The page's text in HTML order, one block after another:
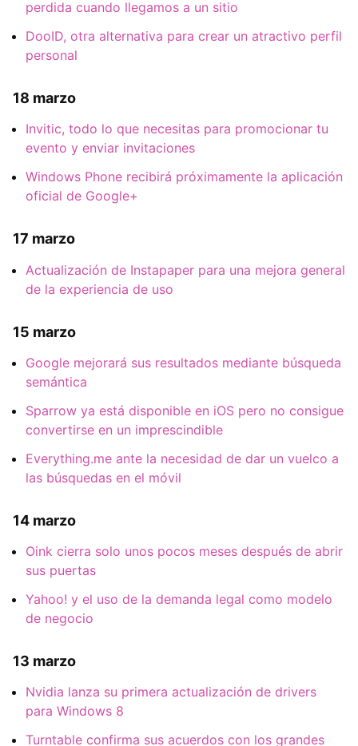
perdida cuando llegamos a un sitio
DooID, otra alternativa para crear un atractivo perfil
personal
18 marzo
Invitic, todo lo que necesitas para promocionar tu
evento y enviar invitaciones
Windows Phone recibirá próximamente la aplicación
oficial de Google+
17 marzo
Actualización de Instapaper para una mejora general
de la experiencia de uso
15 marzo
Google mejorará sus resultados mediante búsqueda
semántica
Sparrow ya está disponible en iOS pero no consigue
convertirse en un imprescindible
Everything.me ante la necesidad de dar un vuelco a
las búsquedas en el móvil
14 marzo
Oink cierra solo unos pocos meses después de abrir
sus puertas
Yahoo! y el uso de la demanda legal como modelo
de negocio
13 marzo
Nvidia lanza su primera actualización de drivers
para Windows 8
Turntable confirma sus acuerdos con los grandes